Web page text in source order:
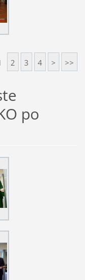
2 3 4 > >>
po